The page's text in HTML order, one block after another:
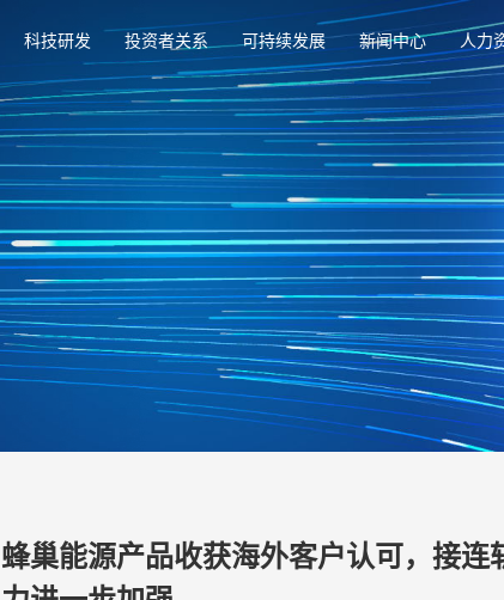
科技研发 投资者关系 可持续发展 新闻中心 人力
蜂巢能源产品收获海外客户认可，接